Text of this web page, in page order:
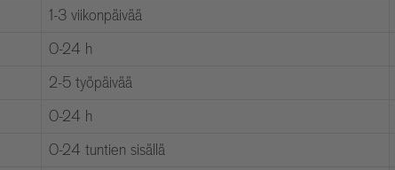
1-3 viikonpäivää
0-24 h
2-5 työpäivää
0-24 h
0-24 tuntien sisällä